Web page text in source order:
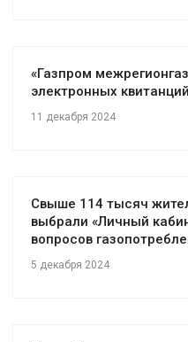
«Газпром
электронных
11 декабря 2024
Свыше 114 тысяч
выбрали «Личный
вопросов
5 декабря 2024